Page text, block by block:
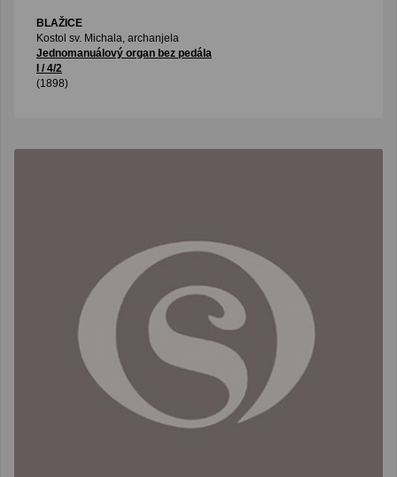
BLAŽICE
Kostol sv. Michala, archanjela
Jednomanuálový organ bez pedála
I / 4/2
(1898)